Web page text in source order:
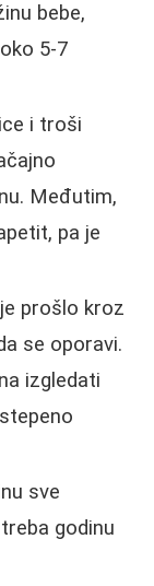
bebe,
5-7
i troši
Međutim,
pa je
prošlo kroz
se oporavi.
izgledati
sve
godinu